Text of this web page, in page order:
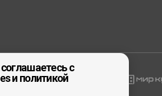
2026
с
и политикой